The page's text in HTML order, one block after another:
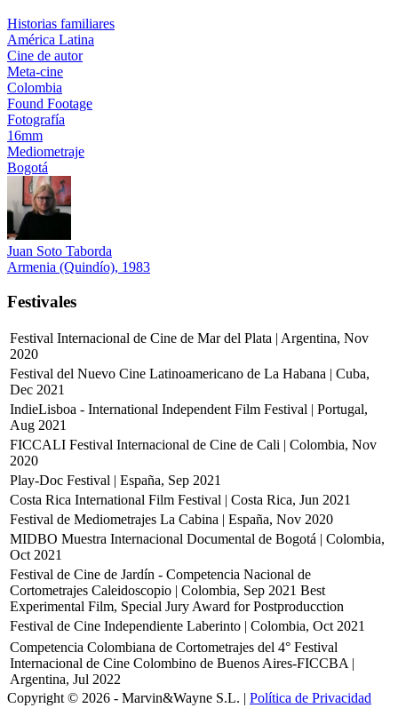
Historias familiares
América Latina
Cine de autor
Meta-cine
Colombia
Found Footage
Fotografía
16mm
Mediometraje
Bogotá
Juan Soto Taborda
Armenia (Quindío), 1983
Festivales
Festival Internacional de Cine de Mar del Plata | Argentina, Nov
2020
Festival del Nuevo Cine Latinoamericano de La Habana | Cuba,
Dec 2021
IndieLisboa - International Independent Film Festival | Portugal,
Aug 2021
FICCALI Festival Internacional de Cine de Cali | Colombia, Nov
2020
Play-Doc Festival | España, Sep 2021
Costa Rica International Film Festival | Costa Rica, Jun 2021
Festival de Mediometrajes La Cabina | España, Nov 2020
MIDBO Muestra Internacional Documental de Bogotá | Colombia,
Oct 2021
Festival de Cine de Jardín - Competencia Nacional de
Cortometrajes Caleidoscopio | Colombia, Sep 2021 Best
Experimental Film, Special Jury Award for Postproducction
Festival de Cine Independiente Laberinto | Colombia, Oct 2021
Competencia Colombiana de Cortometrajes del 4° Festival
Internacional de Cine Colombino de Buenos Aires-FICCBA |
Argentina, Jul 2022
Copyright © 2026 - Marvin&Wayne S.L. | Política de Privacidad